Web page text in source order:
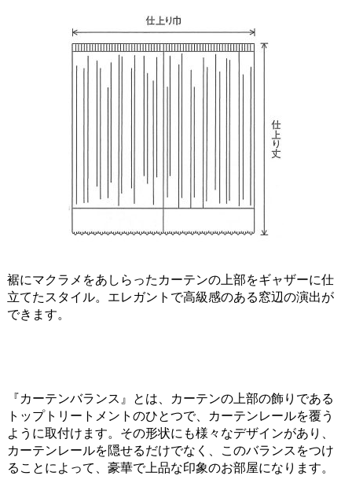
裾にマクラメをあしらったカーテンの上部をギャザーに仕
立てたスタイル。エレガントで高級感のある窓辺の演出が
できます。
『カーテンバランス』とは、カーテンの上部の飾りである
トップトリートメントのひとつで、カーテンレールを覆う
ように取付けます。その形状にも様々なデザインがあり、
カーテンレールを隠せるだけでなく、このバランスをつけ
ることによって、豪華で上品な印象のお部屋になります。